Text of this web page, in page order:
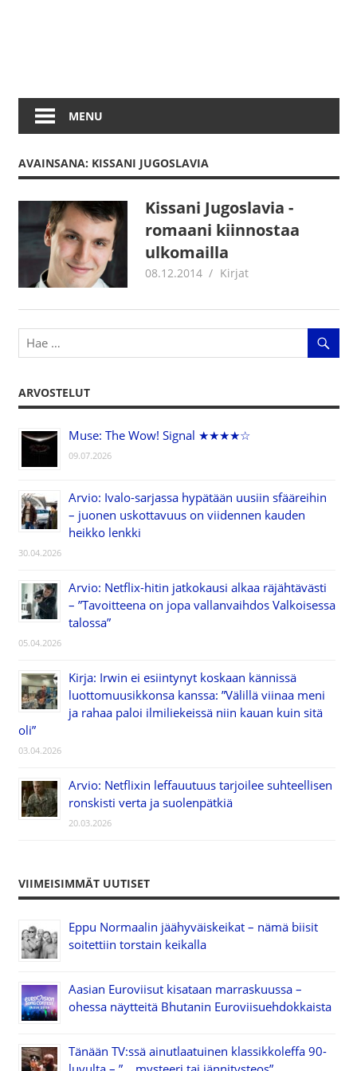
MENU
AVAINSANA: KISSANI JUGOSLAVIA
Kissani Jugoslavia -
romaani kiinnostaa
ulkomailla
08.12.2014 mestanet
Kirjat
ARVOSTELUT
Muse: The Wow! Signal ★★★★☆
09.07.2026
Arvio: Ivalo-sarjassa hypätään uusiin sfääreihin
– juonen uskottavuus on viidennen kauden
heikko lenkki
30.04.2026
Arvio: Netflix-hitin jatkokausi alkaa räjähtävästi
– ”Tavoitteena on jopa vallanvaihdos Valkoisessa
talossa”
05.04.2026
Kirja: Irwin ei esiintynyt koskaan kännissä
luottomuusikkonsa kanssa: ”Välillä viinaa meni
ja rahaa paloi ilmiliekeissä niin kauan kuin sitä
oli”
03.04.2026
Arvio: Netflixin leffauutuus tarjoilee suhteellisen
ronskisti verta ja suolenpätkiä
20.03.2026
VIIMEISIMMÄT UUTISET
Eppu Normaalin jäähyväiskeikat – nämä biisit
soitettiin torstain keikalla
Aasian Euroviisut kisataan marraskuussa –
ohessa näytteitä Bhutanin Euroviisuehdokkaista
Tänään TV:ssä ainutlaatuinen klassikkoleffa 90-